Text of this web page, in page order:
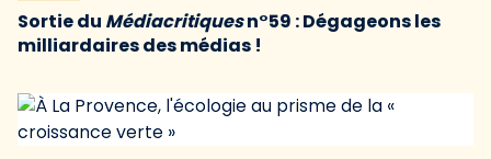
Sortie du Médiacritiquesn°59 : Dégageons les
milliardaires des médias !